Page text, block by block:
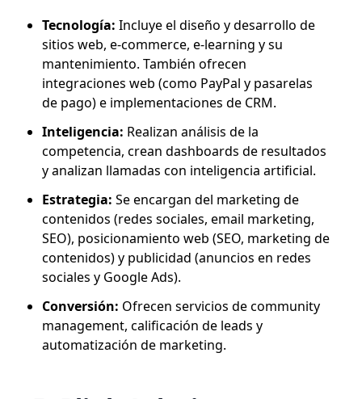
Tecnología: Incluye el diseño y desarrollo de
sitios web, e-commerce, e-learning y su
mantenimiento. También ofrecen
integraciones web (como PayPal y pasarelas
de pago) e implementaciones de CRM.
Inteligencia: Realizan análisis de la
competencia, crean dashboards de resultados
y analizan llamadas con inteligencia artificial.
Estrategia: Se encargan del marketing de
contenidos (redes sociales, email marketing,
SEO), posicionamiento web (SEO, marketing de
contenidos) y publicidad (anuncios en redes
sociales y Google Ads).
Conversión: Ofrecen servicios de community
management, calificación de leads y
automatización de marketing.